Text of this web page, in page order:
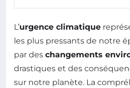
L’urgence climatique
les plus pressants de notre
par des changements
drastiques et des
sur notre planète. La